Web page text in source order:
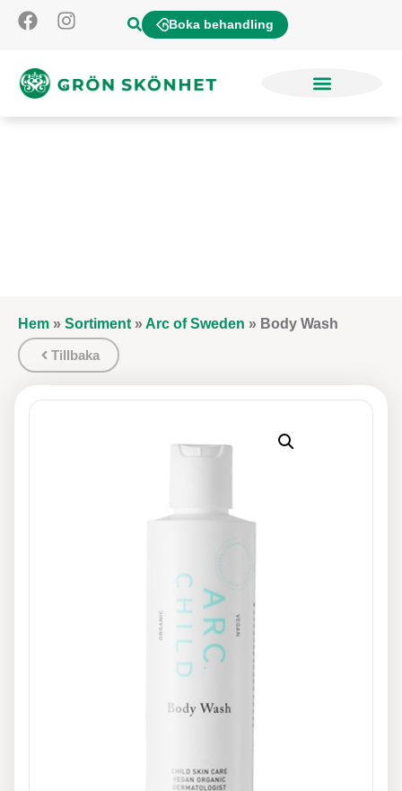
Boka behandling
Tillbaka
Hem » Sortiment » Arc of Sweden » Body Wash